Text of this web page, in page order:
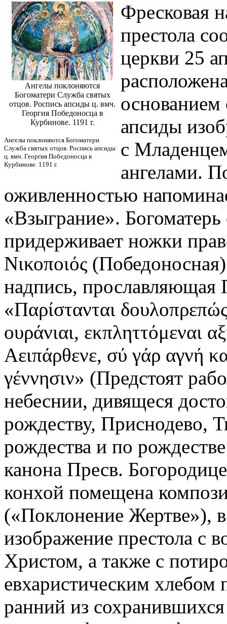
Ангелы поклоняются
Богоматери Служба святых
отцов. Роспись апсиды ц. вмч.
Георгия Победоносца в
Курбинове. 1191 г.
Ангелы поклоняются Богоматери
Служба святых отцов. Роспись апсиды
ц. вмч. Георгия Победоносца в
Курбинове. 1191 г.
Фресковая
престола
церкви 25
апсиды
с
ангелами.
оживленностью
«Взыграние».
придерживает ножки
Νικοποιός
надпись, прославляющая
«Παρίστανται
ουράνιαι, εκπληττόμεναι
Αειπάρθενε, σύ γάρ αγνή
γέννησιν» (Предстоят
небеснии, дивящеся
рождеству, Приснодево,
рождества и по
канона Пресв.
конхой помещена
(«Поклонение Жертве»),
изображение престола с
Христом, а также с
евхаристическим хлебом
ранний из